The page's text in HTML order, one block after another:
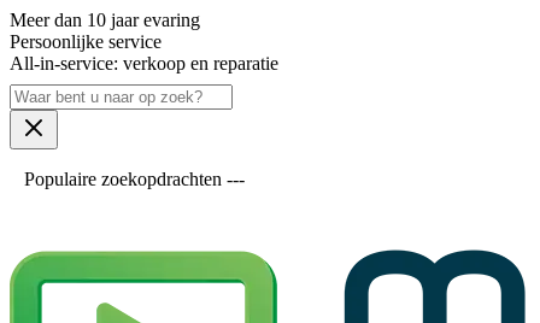
Meer dan 10 jaar evaring
Persoonlijke service
All-in-service: verkoop en reparatie
Populaire zoekopdrachten ---